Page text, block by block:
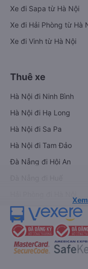
Xe đi Sapa từ Hà Nội
Xe đi Hải Phòng từ Hà
Xe đi Vinh từ Hà Nội
Thuê xe
Hà Nội đi Ninh Bình
Hà Nội đi Hạ Long
Hà Nội đi Sa Pa
Hà Nội đi Tam Đảo
Đà Nẵng đi Hội An